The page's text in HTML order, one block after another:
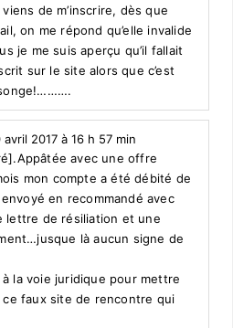
de m’inscrire, dès que
on me répond qu’elle invalide
je me suis aperçu qu’il fallait
sur le site alors que c’est
avril 2017 à 16 h 57 min
avec une offre
mon compte a été débité de
en recommandé avec
lettre de résiliation et une
là aucun signe de
la voie juridique pour mettre
faux site de rencontre qui